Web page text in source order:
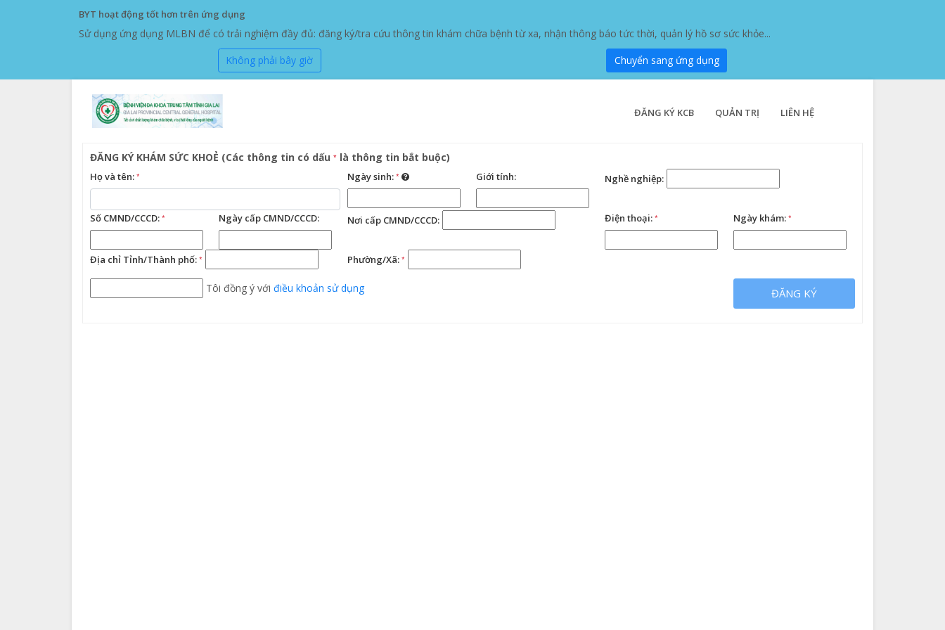
BYT hoạt động tốt hơn trên ứng dụng
Sử dụng ứng dụng MLBN để có trải nghiệm đầy đủ: đăng ký/tra cứu thông tin khám chữa bệnh từ xa, nhận thông báo tức thời, quản lý hồ sơ sức khỏe...
Không phải bây giờ Chuyển sang ứng dụng
ĐĂNG KÝ KCB QUẢN TRỊ LIÊN HỆ
ĐĂNG KÝ KHÁM SỨC KHOẺ (Các thông tin có dấu * là thông tin bắt buộc)
Họ và tên:* Ngày sinh:* Giới tính: Nghề nghiệp:
Số CMND/CCCD:* Ngày cấp CMND/CCCD: Nơi cấp CMND/CCCD: Điện thoại:* Ngày khám:*
Địa chỉ Tỉnh/Thành phố:* Phường/Xã:*
Tôi đồng ý với điều khoản sử dụng ĐĂNG KÝ